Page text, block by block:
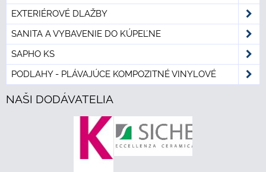
EXTERIÉROVÉ DLAŽBY
SANITA A VYBAVENIE DO KÚPEĽNE
SAPHO KS
PODLAHY - PLÁVAJÚCE KOMPOZITNÉ VINYLOVÉ
NAŠI DODÁVATELIA